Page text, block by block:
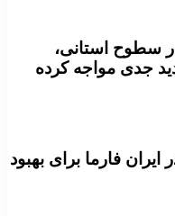
سطوح استانی،
جدی مواجه کرده
فارما برای بهبود